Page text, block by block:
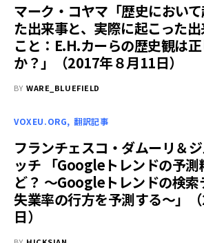
マーク・コヤマ「歴史におい
た出来事と、実際に起こった
こと：E.H.カーらの歴史観は
か？」（2017年８月11日）
BY WARE_BLUEFIELD
VOXEU.ORG 翻訳記事
フランチェスコ・ダムーリ＆
ッチ 「Googleトレンドの予測
ど？ ～Googleトレンドの検索
失業率の行方を予測する～」
日）